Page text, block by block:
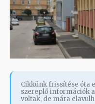
Cikkünk frissítése óta
szereplő információk
voltak, de mára